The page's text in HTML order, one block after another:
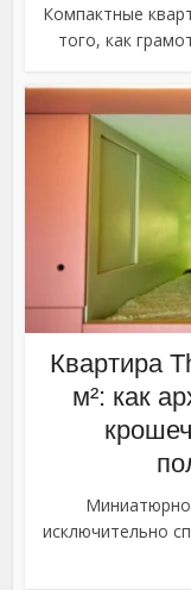
Компактные
того, как
Квартира
м²: как
исключительно